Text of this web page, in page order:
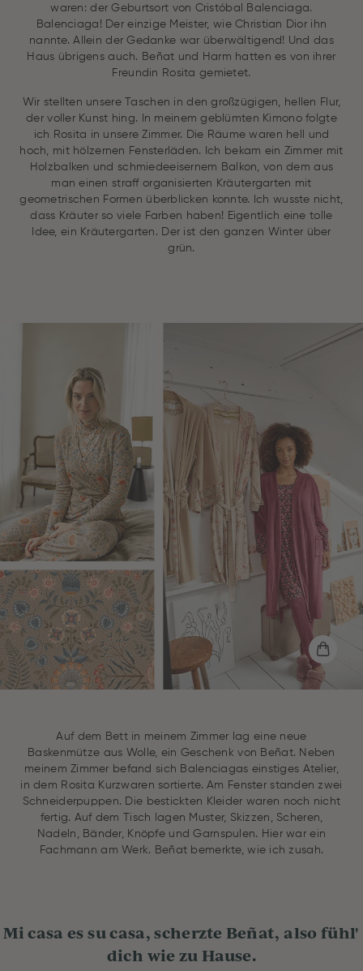
waren: der Geburtsort von Cristóbal Balenciaga.
Balenciaga! Der einzige Meister, wie Christian Dior ihn
nannte. Allein der Gedanke war überwältigend! Und das
Haus übrigens auch. Beñat und Harm hatten es von ihrer
Freundin Rosita gemietet.
Wir stellten unsere Taschen in den großzügigen, hellen Flur,
der voller Kunst hing. In meinem geblümten Kimono folgte
ich Rosita in unsere Zimmer. Die Räume waren hell und
hoch, mit hölzernen Fensterläden. Ich bekam ein Zimmer mit
Holzbalken und schmiedeeisernem Balkon, von dem aus
man einen straff organisierten Kräutergarten mit
geometrischen Formen überblicken konnte. Ich wusste nicht,
dass Kräuter so viele Farben haben! Eigentlich eine tolle
Idee, ein Kräutergarten. Der ist den ganzen Winter über
grün.
Auf dem Bett in meinem Zimmer lag eine neue
Baskenmütze aus Wolle, ein Geschenk von Beñat. Neben
meinem Zimmer befand sich Balenciagas einstiges Atelier,
in dem Rosita Kurzwaren sortierte. Am Fenster standen zwei
Schneiderpuppen. Die bestickten Kleider waren noch nicht
fertig. Auf dem Tisch lagen Muster, Skizzen, Scheren,
Nadeln, Bänder, Knöpfe und Garnspulen. Hier war ein
Fachmann am Werk. Beñat bemerkte, wie ich zusah.
Mi casa es su casa, scherzte Beñat, also fühl'
dich wie zu Hause.